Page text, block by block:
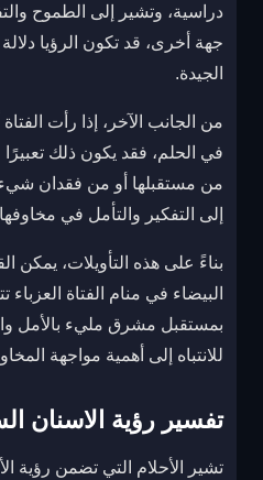
دراسية، وتشير إلى الطموح
جهة أخرى، قد تكون الرؤيا
الجيدة.
من الجانب الآخر، إذا رأت
في الحلم، فقد يكون ذلك
من مستقبلها أو من فقدان شيء
إلى التفكير والتأمل في
بناءً على هذه التأويلات، يمكن
البيضاء في منام الفتاة
بمستقبل مشرق مليء بالأمل
للانتباه إلى أهمية مواجهة
تفسير رؤية الاسنان
تشير الأحلام التي تضمن رؤية